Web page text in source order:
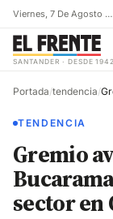
Viernes, 7 De Agosto De 2026
SANTANDER · DESDE 1942
Portada/tendencia/
TENDENCIA
Gremio
sector en